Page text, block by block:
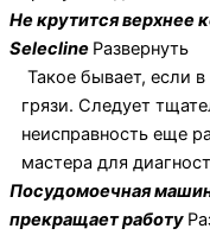
Не крутится
Selecline Развернуть
Такое бывает, если
грязи. Следует
неисправность еще
мастера для
Посудомоечная
прекращает работу